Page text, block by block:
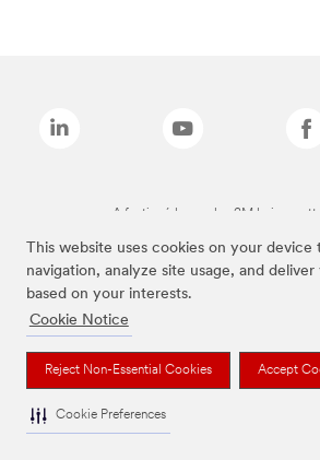
This website uses cookies on your device
navigation, analyze site usage, and
based on your interests.
Cookie Notice
Reject Non-Essential Cookies Accept
Cookie Preferences
A fenti márkanevek a 3M bejegyzett